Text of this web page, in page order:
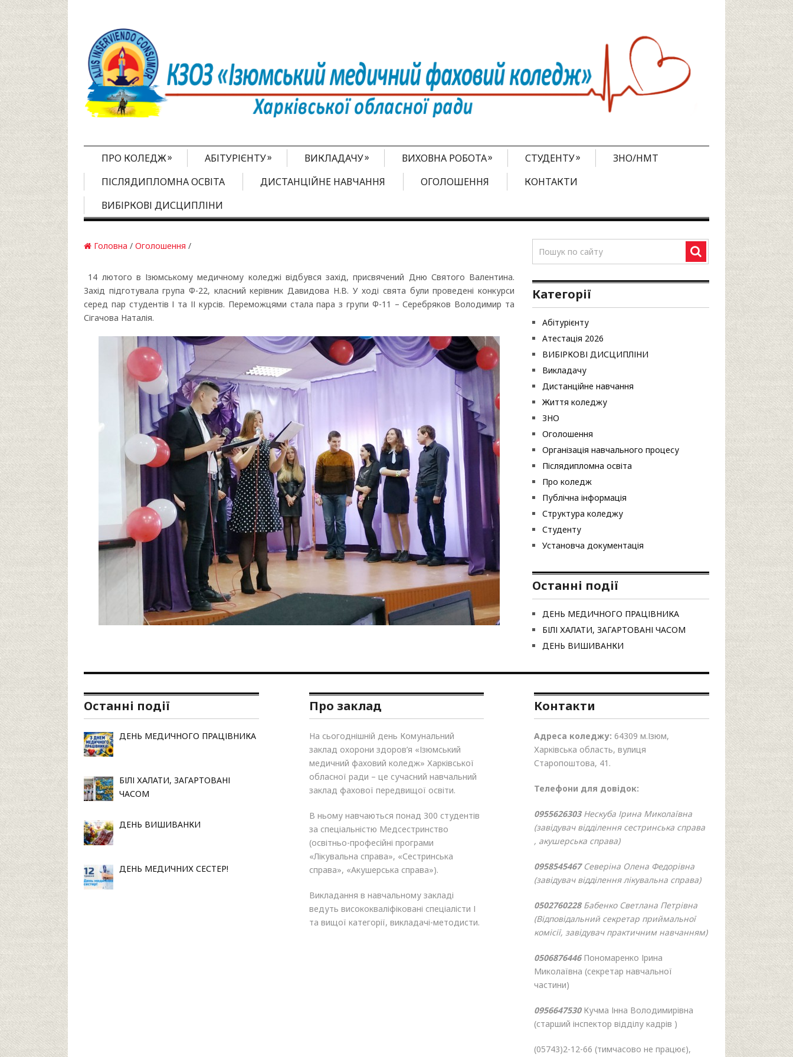
ПРО КОЛЕДЖ» АБІТУРІЄНТУ» ВИКЛАДАЧУ» ВИХОВНА РОБОТА» СТУДЕНТУ»
ЗНО/НМТ
ПІСЛЯДИПЛОМНА ОСВІТА
ДИСТАНЦІЙНЕ НАВЧАННЯ ОГОЛОШЕННЯ
КОНТАКТИ
ВИБІРКОВІ ДИСЦИПЛІНИ
Головна / Оголошення /
14 лютого в Ізюмському медичному коледжі відбувся захід, присвячений Дню Святого Валентина.
Захід підготувала група Ф-22, класний керівник Давидова Н.В. У ході свята були проведені конкурси
серед пар студентів І та ІІ курсів. Переможцями стала пара з групи Ф-11 – Серебряков Володимир та
Сігачова Наталія.
Категорії
Абітурієнту
Атестація 2026
ВИБІРКОВІ ДИСЦИПЛІНИ
Викладачу
Дистанційне навчання
Життя коледжу
ЗНО
Оголошення
Організація навчального процесу
Післядипломна освіта
Про коледж
Публічна інформація
Структура коледжу
Студенту
Установча документація
Останні події
ДЕНЬ МЕДИЧНОГО ПРАЦІВНИКА
БІЛІ ХАЛАТИ, ЗАГАРТОВАНІ ЧАСОМ
ДЕНЬ ВИШИВАНКИ
Останні події
ДЕНЬ МЕДИЧНОГО ПРАЦІВНИКА
БІЛІ ХАЛАТИ, ЗАГАРТОВАНІ
ЧАСОМ
ДЕНЬ ВИШИВАНКИ
ДЕНЬ МЕДИЧНИХ СЕСТЕР!
Про заклад
На сьогоднішній день Комунальний
заклад охорони здоров’я «Ізюмський
медичний фаховий коледж» Харківської
обласної ради – це сучасний навчальний
заклад фахової передвищої освіти.
В ньому навчаються понад 300 студентів
за спеціальністю Медсестринство
(освітньо-професійні програми
«Лікувальна справа», «Сестринська
справа», «Акушерська справа»).
Викладання в навчальному закладі
ведуть висококваліфіковані спеціалісти І
та вищої категорії, викладачі-методисти.
Контакти
Адреса коледжу: 64309 м.Ізюм,
Харківська область, вулиця
Старопоштова, 41.
Телефони для довідок:
0955626303Нескуба Ірина Миколаївна
(завідувач відділення сестринська справа
, акушерська справа)
0958545467Северіна Олена Федорівна
(завідувач відділення лікувальна справа)
0502760228 Бабенко Светлана Петрівна
(Відповідальний секретар приймальної
комісії, завідувач практичним навчанням)
0506876446Пономаренко Ірина
Миколаївна (секретар навчальної
частини)
0956647530Кучма Інна Володимирівна
(старший інспектор відділу кадрів )
(05743)2-12-66 (тимчасово не працює),